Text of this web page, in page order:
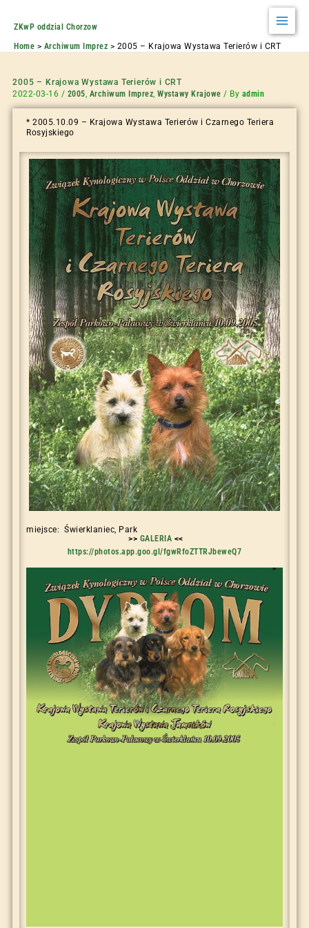
ZKwP oddzial Chorzow
Home
Archiwum Imprez 2005 – Krajowa Wystawa Terierów i CRT
2005 – Krajowa Wystawa Terierów i CRT
2022-03-16 / 2005, Archiwum Imprez,Wystawy Krajowe / By admin
* 2005.10.09 – Krajowa Wystawa Terierów i Czarnego Teriera
Rosyjskiego
miejsce: Świerklaniec, Park
>> GALERIA <<
https://photos.app.goo.gl/fgwRfoZTTRJbeweQ7